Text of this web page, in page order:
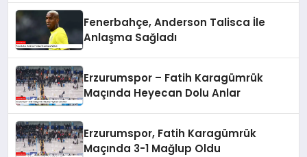
Fenerbahçe, Anderson Talisca İle
Anlaşma Sağladı
Erzurumspor – Fatih Karagümrük
Maçında Heyecan Dolu Anlar
Erzurumspor, Fatih Karagümrük
Maçında 3-1 Mağlup Oldu